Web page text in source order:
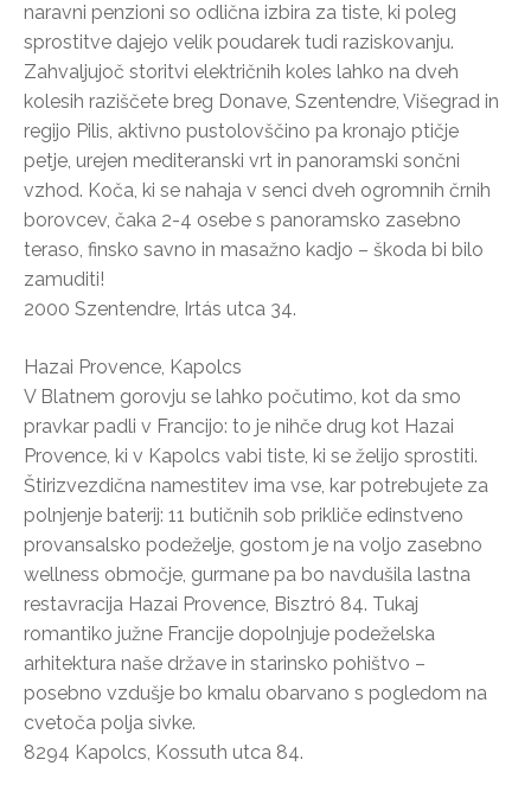
naravni penzioni so odlična izbira za tiste, ki poleg
sprostitve dajejo velik poudarek tudi raziskovanju.
Zahvaljujoč storitvi električnih koles lahko na dveh
kolesih raziščete breg Donave, Szentendre, Višegrad in
regijo Pilis, aktivno pustolovščino pa kronajo ptičje
petje, urejen mediteranski vrt in panoramski sončni
vzhod. Koča, ki se nahaja v senci dveh ogromnih črnih
borovcev, čaka 2-4 osebe s panoramsko zasebno
teraso, finsko savno in masažno kadjo – škoda bi bilo
zamuditi!
2000 Szentendre, Irtás utca 34.
Hazai Provence, Kapolcs
V Blatnem gorovju se lahko počutimo, kot da smo
pravkar padli v Francijo: to je nihče drug kot Hazai
Provence, ki v Kapolcs vabi tiste, ki se želijo sprostiti.
Štirizvezdična namestitev ima vse, kar potrebujete za
polnjenje baterij: 11 butičnih sob prikliče edinstveno
provansalsko podeželje, gostom je na voljo zasebno
wellness območje, gurmane pa bo navdušila lastna
restavracija Hazai Provence, Bisztró 84. Tukaj
romantiko južne Francije dopolnjuje podeželska
arhitektura naše države in starinsko pohištvo –
posebno vzdušje bo kmalu obarvano s pogledom na
cvetoča polja sivke.
8294 Kapolcs, Kossuth utca 84.